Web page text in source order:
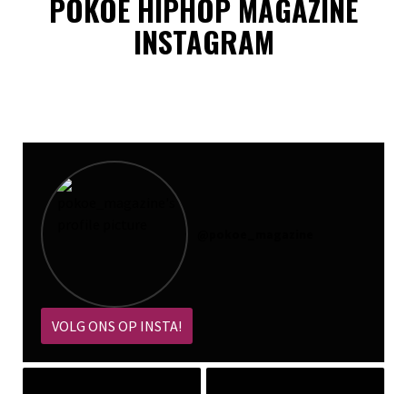
POKOE HIPHOP MAGAZINE
INSTAGRAM
VOLG ONS OP INSTA!